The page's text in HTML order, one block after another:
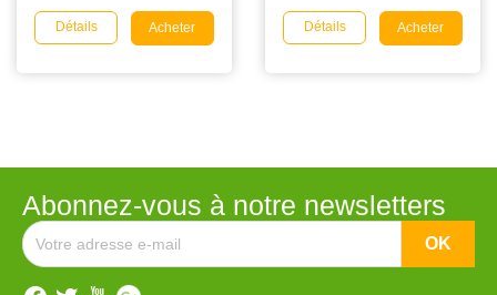
Détails Acheter Détails Acheter
Abonnez-vous à notre newsletters